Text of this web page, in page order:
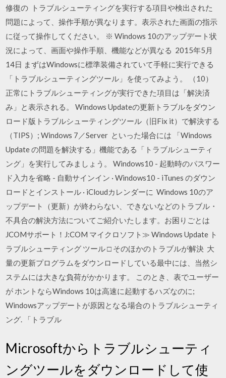
修復の トラブルシューティングを実行する項目や検出された
問題によって、操作手順が異なります。表示された画面の指示
に従って操作してください。 ※ Windows 10のアップデート状
況によって、画面や操作手順、機能などが異なる 2015年5月
14日 まずはWindowsに標準装備されていて手軽に実行できる
「トラブルシューティングツール」を使ってみよう。 （10）
正常にトラブルシューティングが実行できた項目は「解決済
み」と表示される。 Windows Updateの更新トラブルをダウン
ロード版トラブルシューティングツール（旧Fix it）で解決する
（TIPS）; Windows 7／Server といった場合には 「Windows
Update の問題を解決する」機能である「トラブルシューティ
ング」を実行してみましょう。 Windows10 - 起動時のパスワー
ド入力を省略 - 自動サインイン · Windows10 - iTunes のダウン
ロードとインストール · iCloudカレンダーに Windows 10のア
ップデート（更新）が終わらない、できないなどのトラブル・
不具合の解決方法についてご紹介いたします。お困りごとは
JCOMサポート！J:COM マイクロソフト≫ Windows Update ト
ラブルシューティング ツール □ そのほかのトラブルが解決 大
量の更新プログラムをダウンロードしている最中には、当然シ
ステムには大きな負荷がかかります。 このとき、表でユーザー
が ホントならWindows 10は高速に起動するハズなのに;
Windowsアップデートが原因となる場合のトラブルシューティ
ング. 「トラブル
Microsoftからトラブルシューティ
ングツールをダウンロードして使